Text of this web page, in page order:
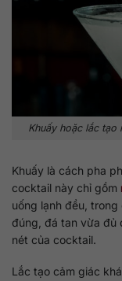
Khuấy hoặc lắc tạo
Khuấy là cách pha
cocktail này chỉ gồm
uống lạnh đều,
đúng, đá tan vừa đủ
nét của cocktail.
Lắc tạo cảm giác